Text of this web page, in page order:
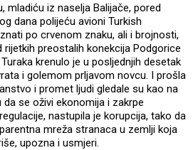
mladiću iz naselja Balijače, pored
dana polijeću avioni Turkish
po crvenom znaku, ali i brojnosti,
preostalih konekcija Podgorice
krenulo je u posljednjih desetak
i golemom prljavom novcu. I prošla
i promet ljudi gledale su kao na
se oživi ekonomija i zakrpe
nastupila je korupcija, tako da
mreža stranaca u zemlji koja
upozna i usmjeri.